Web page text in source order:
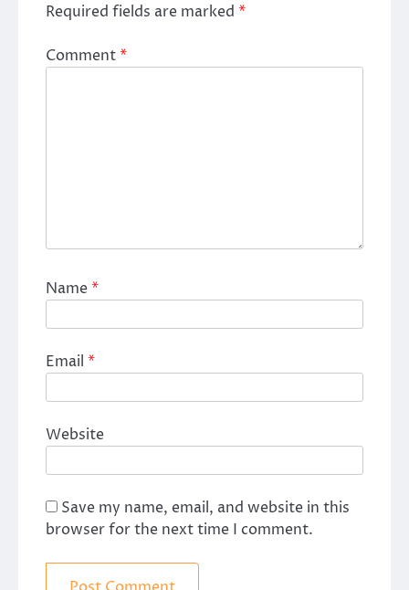
Required fields are marked *
Comment*
Name*
Email *
Website
Save my name, email, and website in this
browser for the next time I comment.